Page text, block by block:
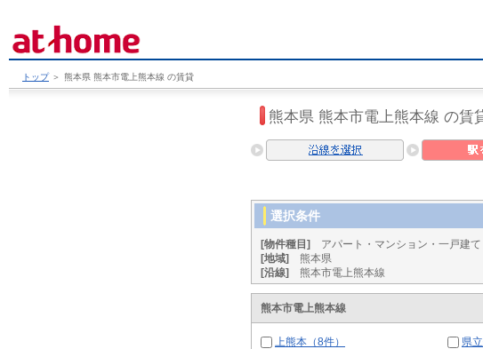
トップ ＞ 熊本県 熊本市電上熊本線 の賃貸
熊本県 熊本市電上熊本線 の賃
選択条件
[物件種目]
アパート・マンション・一戸建て
[地域]
熊本県
[沿線]
熊本市電上熊本線
熊本市電上熊本線
上熊本（8件） 県